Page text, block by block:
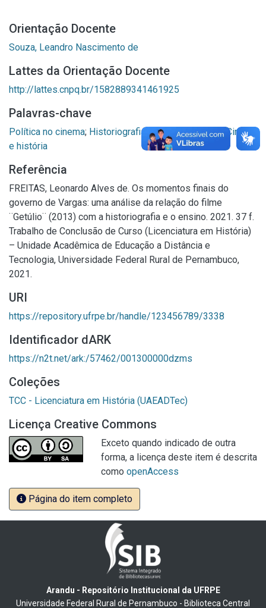
Orientação Docente
Souza, Leandro Nascimento de
Lattes da Orientação Docente
http://lattes.cnpq.br/1582889341461925
Palavras-chave
Política no cinema; Historiografia ;Filmes históricos; Cinema
e história
Referência
FREITAS, Leonardo Alves de. Os momentos finais do
governo de Vargas: uma análise da relação do filme
¨Getúlio¨ (2013) com a historiografia e o ensino. 2021. 37 f.
Trabalho de Conclusão de Curso (Licenciatura em História)
– Unidade Acadêmica de Educação a Distância e
Tecnologia, Universidade Federal Rural de Pernambuco,
2021.
URI
https://repository.ufrpe.br/handle/123456789/3338
Identificador dARK
https://n2t.net/ark:/57462/001300000dzms
Coleções
TCC - Licenciatura em História (UAEADTec)
Licença Creative Commons
Exceto quando indicado de outra
forma, a licença deste item é descrita
como openAccess
Página do item completo
Arandu - Repositório Institucional da UFRPE
Universidade Federal Rural de Pernambuco - Biblioteca Central